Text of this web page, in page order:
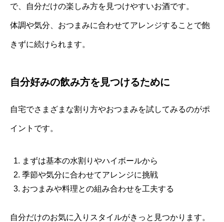
で、自分だけの楽しみ方を見つけやすいお酒です。
体調や気分、おつまみに合わせてアレンジすることで飽
きずに続けられます。
自分好みの飲み方を見つけるために
自宅でさまざまな割り方やおつまみを試してみるのがポ
イントです。
まずは基本の水割りやハイボールから
季節や気分に合わせてアレンジに挑戦
おつまみや料理との組み合わせを工夫する
自分だけのお気に入りスタイルがきっと見つかります。